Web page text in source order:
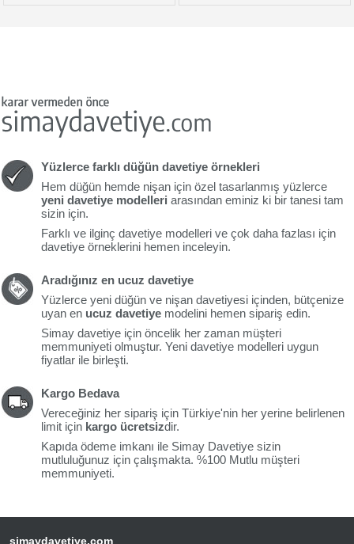
Yüzlerce farklı düğün davetiye örnekleri
Hem düğün hemde nişan için özel tasarlanmış yüzlerce
yeni davetiye modelleri arasından eminiz ki bir tanesi tam
sizin için.
Farklı ve ilginç davetiye modelleri ve çok daha fazlası için
davetiye örneklerini hemen inceleyin.
Aradığınız en ucuz davetiye
Yüzlerce yeni düğün ve nişan davetiyesi içinden, bütçenize
uyan en ucuz davetiye modelini hemen sipariş edin.
Simay davetiye için öncelik her zaman müşteri
memmuniyeti olmuştur. Yeni davetiye modelleri uygun
fiyatlar ile birleşti.
Kargo Bedava
Vereceğiniz her sipariş için Türkiye'nin her yerine belirlenen
limit için kargo ücretsizdir.
Kapıda ödeme imkanı ile Simay Davetiye sizin
mutluluğunuz için çalışmakta. %100 Mutlu müşteri
memmuniyeti.
simaydavetiye.com